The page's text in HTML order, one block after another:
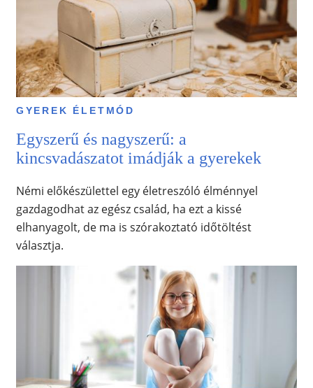
GYEREK ÉLETMÓD
Egyszerű és nagyszerű: a
kincsvadászatot imádják a gyerekek
Némi előkészülettel egy életreszóló élménnyel
gazdagodhat az egész család, ha ezt a kissé
elhanyagolt, de ma is szórakoztató időtöltést
választja.